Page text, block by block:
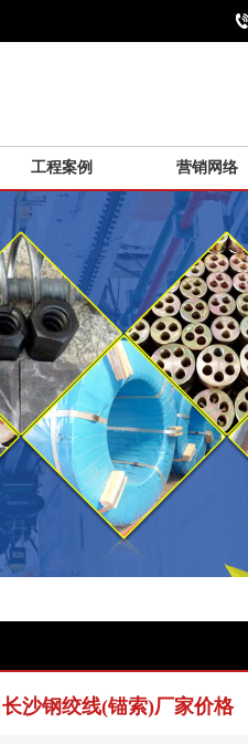
工程案例 营销网络
沙钢绞线(锚索)厂家价格